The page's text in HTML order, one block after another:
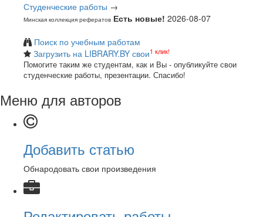
Студенческие работы →
Минская коллекция рефератов Есть новые! 2026-08-07
Поиск по учебным работам
Загрузить на LIBRARY.BY свои1 клик!
Помогите таким же студентам, как и Вы - опубликуйте свои
студенческие работы, презентации. Спасибо!
Меню для авторов
Добавить статью
Обнародовать свои произведения